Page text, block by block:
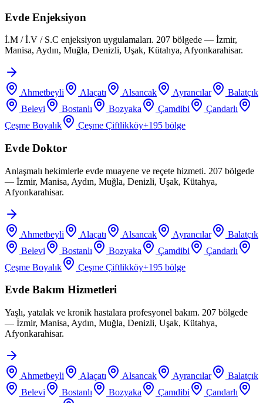
Evde Enjeksiyon
İ.M / İ.V / S.C enjeksiyon uygulamaları. 207 bölgede — İzmir,
Manisa, Aydın, Muğla, Denizli, Uşak, Kütahya, Afyonkarahisar.
Ahmetbeyli Alaçatı Alsancak Ayrancılar
Balatçık
Belevi
Bostanlı Bozyaka Çamdibi
Çandarlı
Çeşme Boyalık
Çeşme Çiftlikköy+195 bölge
Evde Doktor
Anlaşmalı hekimlerle evde muayene ve reçete hizmeti. 207 bölgede
— İzmir, Manisa, Aydın, Muğla, Denizli, Uşak, Kütahya,
Afyonkarahisar.
Ahmetbeyli Alaçatı Alsancak Ayrancılar
Balatçık
Belevi
Bostanlı Bozyaka Çamdibi
Çandarlı
Çeşme Boyalık
Çeşme Çiftlikköy+195 bölge
Evde Bakım Hizmetleri
Yaşlı, yatalak ve kronik hastalara profesyonel bakım. 207 bölgede
— İzmir, Manisa, Aydın, Muğla, Denizli, Uşak, Kütahya,
Afyonkarahisar.
Ahmetbeyli Alaçatı Alsancak Ayrancılar
Balatçık
Belevi
Bostanlı Bozyaka Çamdibi
Çandarlı